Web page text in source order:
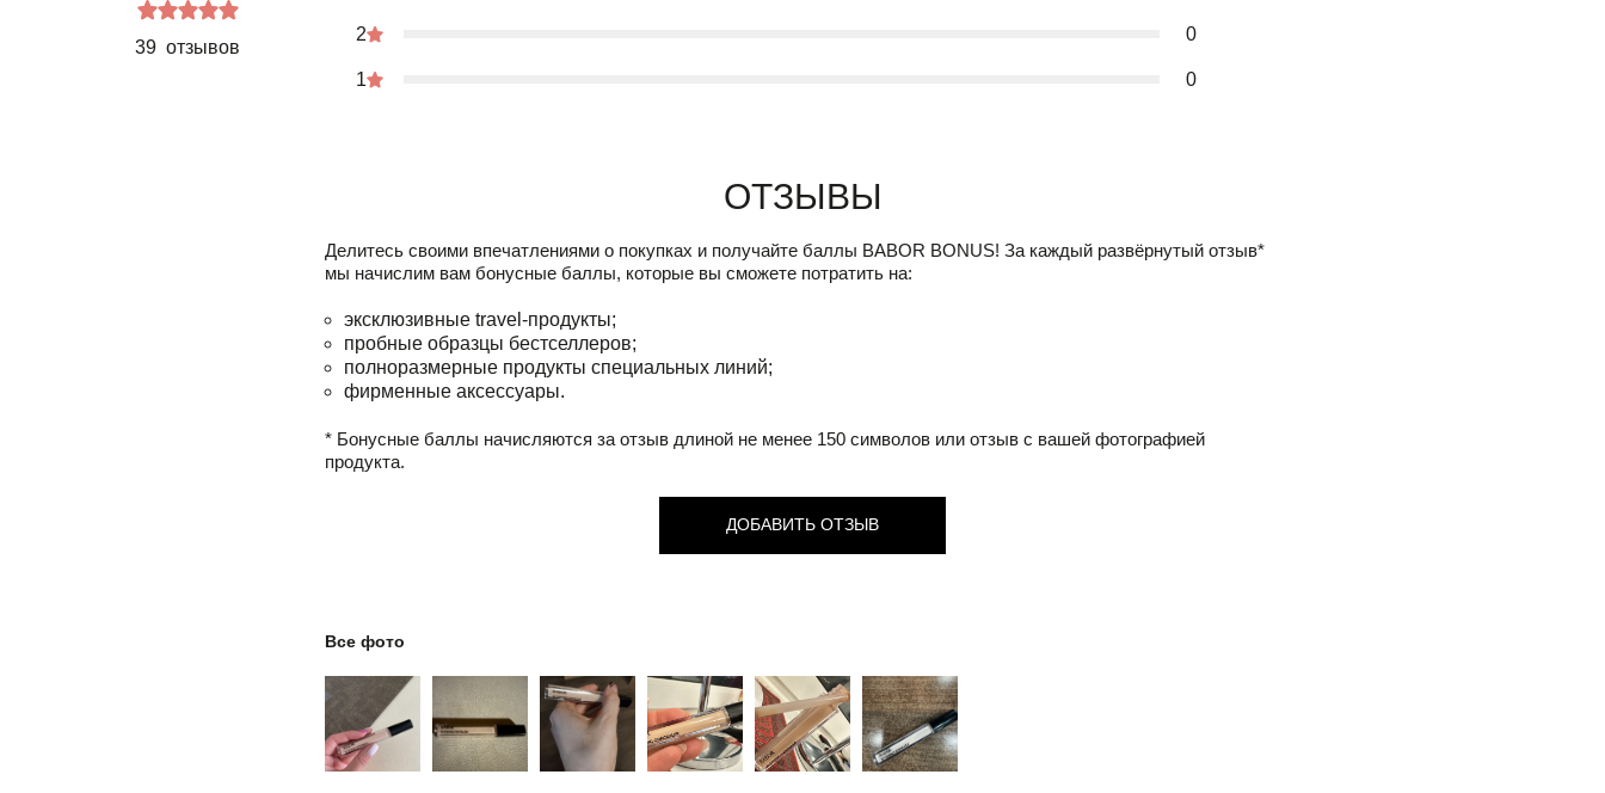
39 отзывов
2 0
1 0
Отзывы
Делитесь своими впечатлениями о покупках и получайте баллы BABOR BONUS! За каждый развёрнутый отзыв*
мы начислим вам бонусные баллы, которые вы сможете потратить на:
эксклюзивные travel-продукты;
пробные образцы бестселлеров;
полноразмерные продукты специальных линий;
фирменные аксессуары.
* Бонусные баллы начисляются за отзыв длиной не менее 150 символов или отзыв с вашей фотографией
продукта.
ДОБАВИТЬ ОТЗЫВ
Все фото